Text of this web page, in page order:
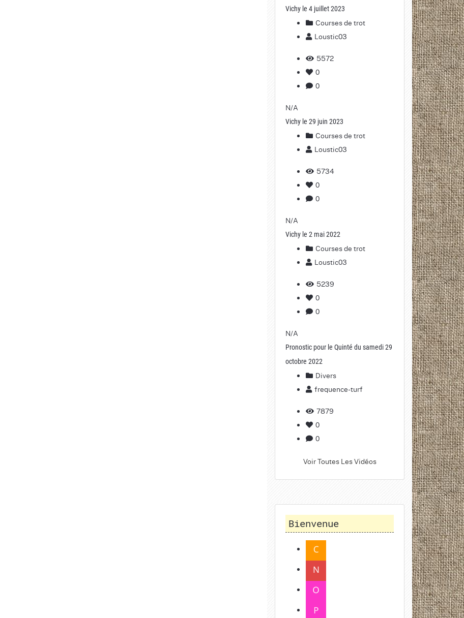
Vichy le 4 juillet 2023
Courses de trot
Loustic03
5572
0
0
N/A
Vichy le 29 juin 2023
Courses de trot
Loustic03
5734
0
0
N/A
Vichy le 2 mai 2022
Courses de trot
Loustic03
5239
0
0
N/A
Pronostic pour le Quinté du samedi 29
octobre 2022
Divers
frequence-turf
7879
0
0
Voir Toutes Les Vidéos
Bienvenue